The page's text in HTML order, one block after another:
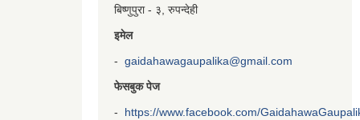
बिष्णुपुरा - ३, रुपन्देही
इमेल
- gaidahawagaupalika@gmail.com
फेसबुक पेज
- https://www.facebook.com/